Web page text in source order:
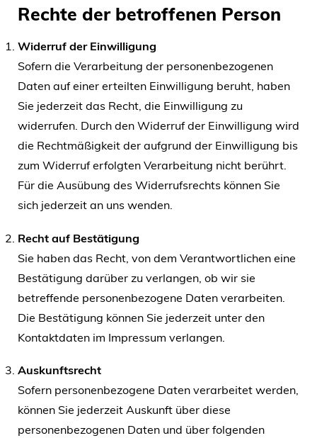
Rechte der betroffenen Person
Widerruf der Einwilligung
Sofern die Verarbeitung der personenbezogenen
Daten auf einer erteilten Einwilligung beruht, haben
Sie jederzeit das Recht, die Einwilligung zu
widerrufen. Durch den Widerruf der Einwilligung wird
die Rechtmäßigkeit der aufgrund der Einwilligung bis
zum Widerruf erfolgten Verarbeitung nicht berührt.
Für die Ausübung des Widerrufsrechts können Sie
sich jederzeit an uns wenden.
Recht auf Bestätigung
Sie haben das Recht, von dem Verantwortlichen eine
Bestätigung darüber zu verlangen, ob wir sie
betreffende personenbezogene Daten verarbeiten.
Die Bestätigung können Sie jederzeit unter den
Kontaktdaten im Impressum verlangen.
Auskunftsrecht
Sofern personenbezogene Daten verarbeitet werden,
können Sie jederzeit Auskunft über diese
personenbezogenen Daten und über folgenden